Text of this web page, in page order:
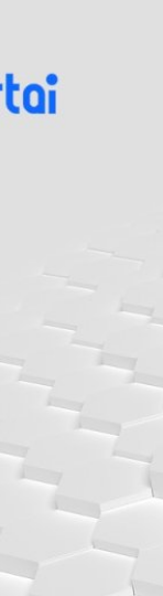
Google Chrome สั่ง
านทั้งบนเดสก์ท็อป แ
ตัวใช้งานครั้งแรกเมื่อ
เอาผู้ใช้บริการต้องใจ
อกล่วงหน้ากันหนึ่งปี เ
ม่มีการเปิดเผยแน่ชัด
อาลัยถึงการจากไปของฟี
นโดยให้ลูกค้าใช้การ
านฟีเจอร์การพิมพ์ที่เ